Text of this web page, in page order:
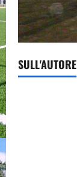
SULL'AUTORE